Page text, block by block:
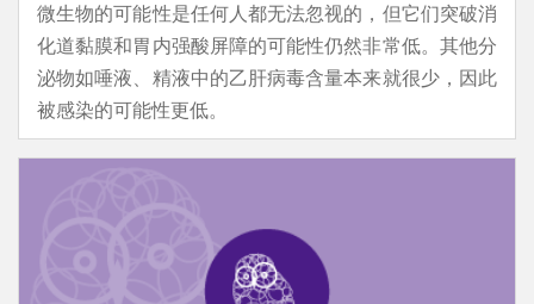
微生物的可能性是任何人都无法忽视的，但它们突破消
化道黏膜和胃内强酸屏障的可能性仍然非常低。其他分
泌物如唾液、精液中的乙肝病毒含量本来就很少，因此
被感染的可能性更低。